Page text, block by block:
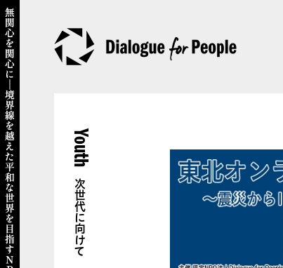
Youth
次世代に向けて